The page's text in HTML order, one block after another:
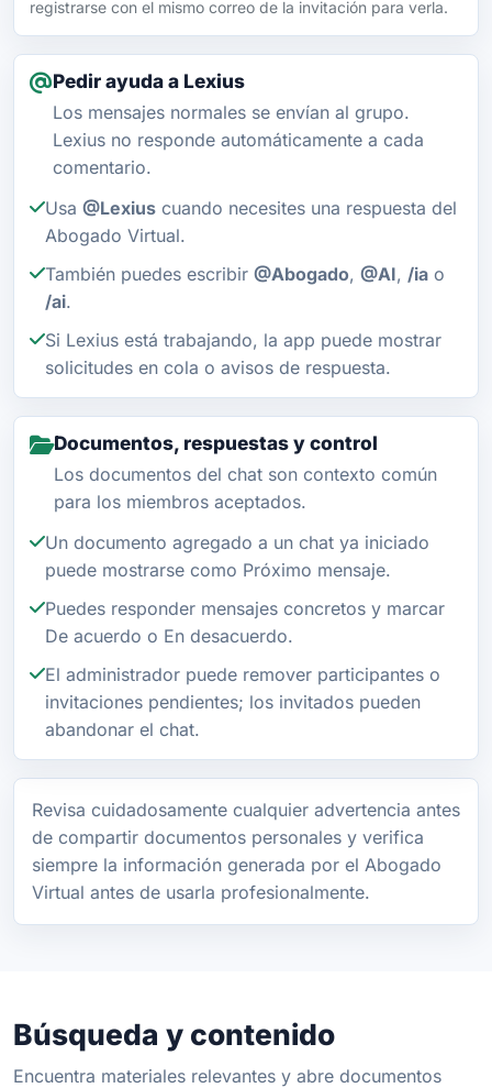
registrarse con el mismo correo de la invitación para verla.
Pedir ayuda a Lexius
Los mensajes normales se envían al grupo.
Lexius no responde automáticamente a cada
comentario.
Usa @Lexius cuando necesites una respuesta del
Abogado Virtual.
También puedes escribir @Abogado, @AI, /ia o
/ai.
Si Lexius está trabajando, la app puede mostrar
solicitudes en cola o avisos de respuesta.
Documentos, respuestas y control
Los documentos del chat son contexto común
para los miembros aceptados.
Un documento agregado a un chat ya iniciado
puede mostrarse como Próximo mensaje.
Puedes responder mensajes concretos y marcar
De acuerdo o En desacuerdo.
El administrador puede remover participantes o
invitaciones pendientes; los invitados pueden
abandonar el chat.
Revisa cuidadosamente cualquier advertencia antes
de compartir documentos personales y verifica
siempre la información generada por el Abogado
Virtual antes de usarla profesionalmente.
Búsqueda y contenido
Encuentra materiales relevantes y abre documentos